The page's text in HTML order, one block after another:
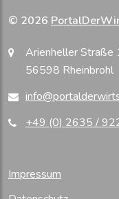
© 2026
Arienheller Straße
56598 Rheinbrohl
+49 (0) 2635 /
Impressum